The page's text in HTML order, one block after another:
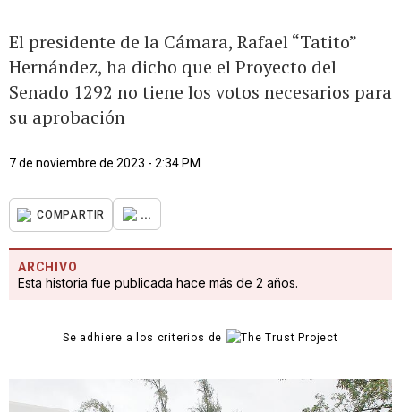
El presidente de la Cámara, Rafael “Tatito”
Hernández, ha dicho que el Proyecto del
Senado 1292 no tiene los votos necesarios para
su aprobación
7 de noviembre de 2023 - 2:34 PM
COMPARTIR ...
ARCHIVO
Esta historia fue publicada hace más de 2 años.
Se adhiere a los criterios de